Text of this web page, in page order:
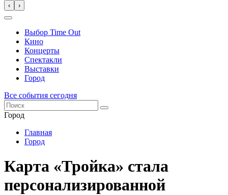
‹ ›
Выбор Time Out
Кино
Концерты
Спектакли
Выставки
Город
Все события сегодня
Город
Главная
Город
Карта «Тройка» стала
персонализированной